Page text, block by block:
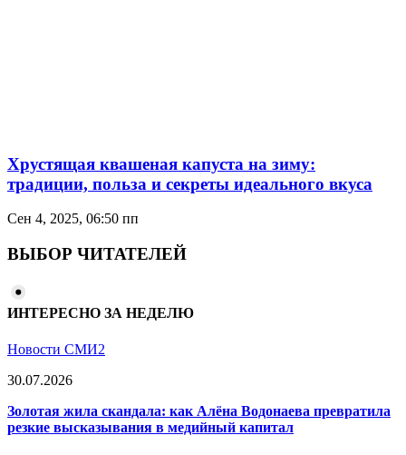
Хрустящая квашеная капуста на зиму:
традиции, польза и секреты идеального вкуса
Сен 4, 2025, 06:50 пп
ВЫБОР ЧИТАТЕЛЕЙ
ИНТЕРЕСНО ЗА НЕДЕЛЮ
Новости СМИ2
30.07.2026
Золотая жила скандала: как Алёна Водонаева превратила
резкие высказывания в медийный капитал